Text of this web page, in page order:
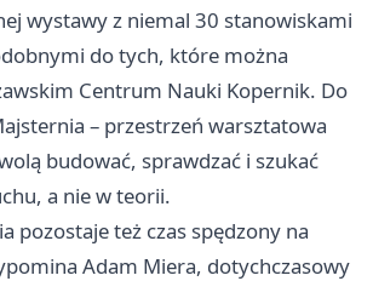
wystawy z niemal 30 stanowiskami
do tych, które można
Centrum Nauki Kopernik. Do
– przestrzeń warsztatowa
budować, sprawdzać i szukać
a nie w teorii.
pozostaje też czas spędzony na
Adam Miera, dotychczasowy